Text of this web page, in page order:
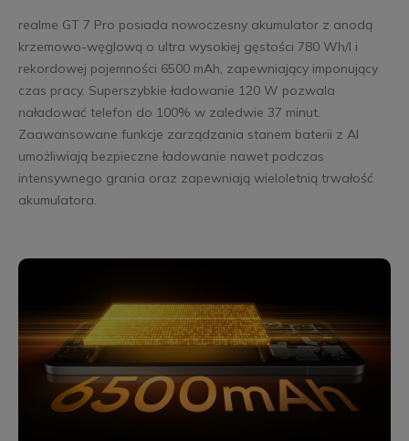
realme GT 7 Pro posiada nowoczesny akumulator z anodą
krzemowo-węglową o ultra wysokiej gęstości 780 Wh/l i
rekordowej pojemności 6500 mAh, zapewniający imponujący
czas pracy. Superszybkie ładowanie 120 W pozwala
naładować telefon do 100% w zaledwie 37 minut.
Zaawansowane funkcje zarządzania stanem baterii z AI
umożliwiają bezpieczne ładowanie nawet podczas
intensywnego grania oraz zapewniają wieloletnią trwałość
akumulatora.